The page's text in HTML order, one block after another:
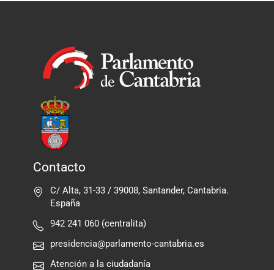
Contacto
C/ Alta, 31-33 / 39008, Santander, Cantabria.
España
942 241 060 (centralita)
presidencia@parlamento-cantabria.es
Atención a la ciudadanía